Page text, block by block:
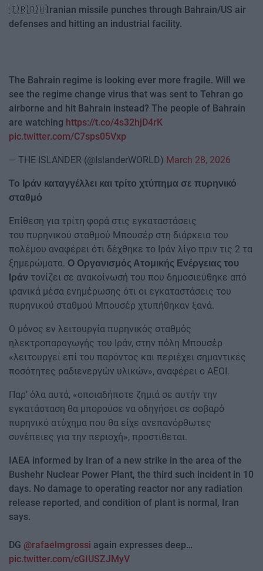
🇮🇷🇧🇭Iranian missile punches through Bahrain/US air
defenses and hitting an industrial facility.
The Bahrain regime is looking ever more fragile. Will we
see the regime change virus that was sent to Tehran go
airborne and hit Bahrain instead? The people of Bahrain
are watching https://t.co/4s32hjD4rK
pic.twitter.com/C7sps05Vxp
— THE ISLANDER (@IslanderWORLD) March 28, 2026
Το Ιράν καταγγέλλει και τρίτο χτύπημα σε πυρηνικό
σταθμό
Επίθεση για τρίτη φορά στις εγκαταστάσεις
του πυρηνικού σταθμού Μπουσέρ στη διάρκεια του
πολέμου αναφέρει ότι δέχθηκε το Ιράν λίγο πριν τις 2 τα
ξημερώματα. Ο Οργανισμός Ατομικής Ενέργειας του
Ιράν τονίζει σε ανακοίνωσή του που δημοσιεύθηκε από
ιρανικά μέσα ενημέρωσης ότι οι εγκαταστάσεις του
πυρηνικού σταθμού Μπουσέρ χτυπήθηκαν ξανά.
Ο μόνος εν λειτουργία πυρηνικός σταθμός
ηλεκτροπαραγωγής του Ιράν, στην πόλη Μπουσέρ
«λειτουργεί επί του παρόντος και περιέχει σημαντικές
ποσότητες ραδιενεργών υλικών», αναφέρει ο AEOI.
Παρ’ όλα αυτά, «οποιαδήποτε ζημιά σε αυτήν την
εγκατάσταση θα μπορούσε να οδηγήσει σε σοβαρό
πυρηνικό ατύχημα που θα είχε ανεπανόρθωτες
συνέπειες για την περιοχή», προστίθεται.
IAEA informed by Iran of a new strike in the area of the
Bushehr Nuclear Power Plant, the third such incident in 10
days. No damage to operating reactor nor any radiation
release reported, and condition of plant is normal, Iran
says.
DG @rafaelmgrossi again expresses deep…
pic.twitter.com/cGIUSZJMyV